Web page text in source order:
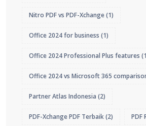
Nitro PDF vs PDF-Xchange(1)
Office 2024 for business (1)
Office 2024 Professional Plus features
Office 2024 vs Microsoft 365
Partner Atlas Indonesia (2)
PDF-Xchange PDF Terbaik(2) PDF